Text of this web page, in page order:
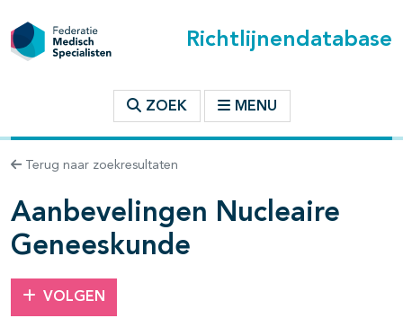
Richtlijnendatabase
ZOEK MENU
Terug naar zoekresultaten
Aanbevelingen Nucleaire
Geneeskunde
VOLGEN
binnen deze richtlijn
open- en dichtklappen
open- en dichtklappen